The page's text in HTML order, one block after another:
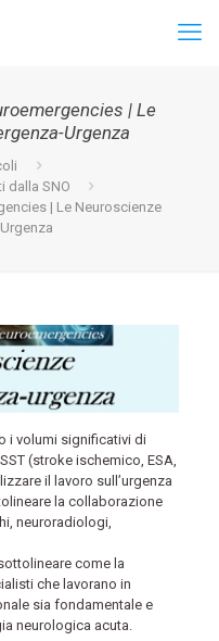
| Le
Urgenza
dalla SNO
| Le Neuroscienze
i volumi significativi di
(stroke ischemico, ESA,
il lavoro sull’urgenza
la collaborazione
neuroradiologi,
come la
che lavorano in
sia fondamentale e
neurologica acuta.